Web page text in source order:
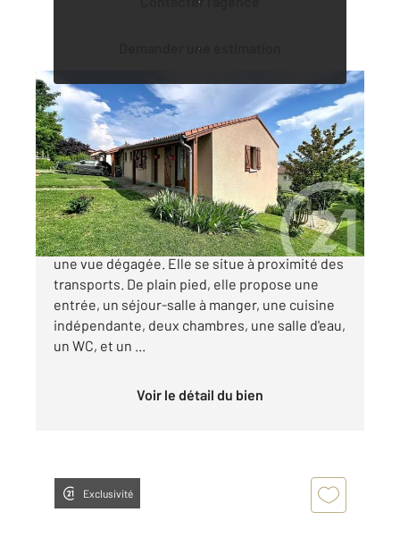
Demander une estimation
COURNON D AUVERGNE 63
171,80 m2, 6 pièces
Ref : 15320
Maison à vendre
325 000 €
COURNON D'AUVERGNE, cette maison offre
une vue dégagée. Elle se situe à proximité des
transports. De plain pied, elle propose une
entrée, un séjour-salle à manger, une cuisine
indépendante, deux chambres, une salle d'eau,
un WC, et un ...
Voir le détail du bien
Exclusivité